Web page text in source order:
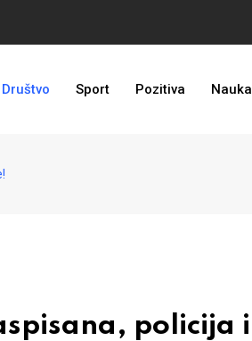
Društvo Sport Pozitiva Nauka
policija